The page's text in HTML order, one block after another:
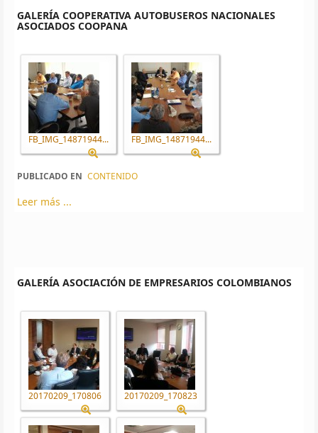
GALERÍA COOPERATIVA AUTOBUSEROS NACIONALES
ASOCIADOS COOPANA
FB_IMG_14871944... FB_IMG_14871944...
PUBLICADO EN CONTENIDO
Leer más ...
GALERÍA ASOCIACIÓN DE EMPRESARIOS COLOMBIANOS
20170209_170806 20170209_170823